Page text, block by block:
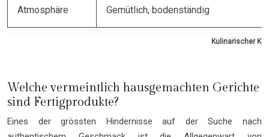
Kulinarischer
Atmosphäre Gemütlich, bodenständig
Welche vermeintlich hausgemachten Gerichte
sind Fertigprodukte?
Eines der grössten Hindernisse auf der Suche nach